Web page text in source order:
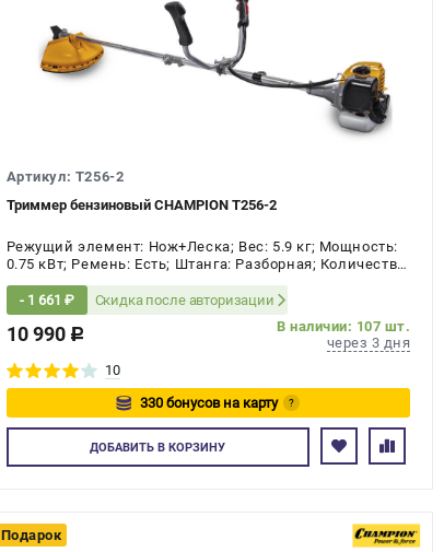
Артикул: T256-2
Триммер бензиновый CHAMPION T256-2
Режущий элемент: Нож+Леска; Вес: 5.9 кг; Мощность:
0.75 кВт; Ремень: Есть; Штанга: Разборная; Количество
тактов двигателя: 2-х тактный
- 1 661 ₽
Скидка после авторизации
10 990 c
В наличии: 107 шт.
через 3 дня
10
330 бонусов на карту
?
Авторизуйтесь
ДОБАВИТЬ В КОРЗИНУ
Подарок